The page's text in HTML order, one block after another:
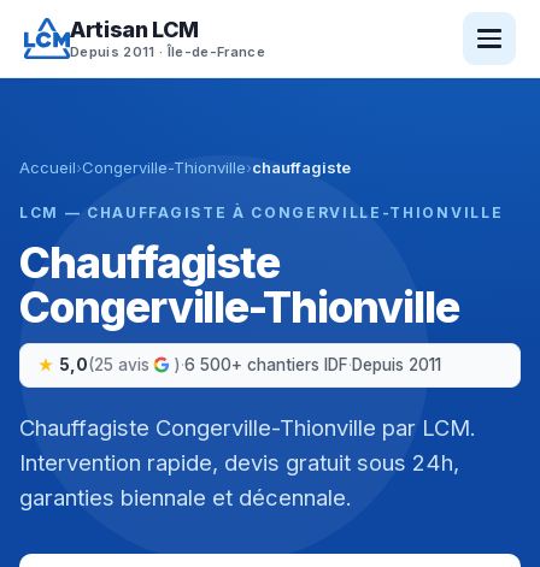
contenu
Artisan LCM
Depuis 2011 · Île-de-France
Accueil›Congerville-Thionville›chauffagiste
LCM — CHAUFFAGISTE À CONGERVILLE-THIONVILLE
Chauffagiste
Congerville-Thionville
5,0(25 avis )·6 500+ chantiers IDF·Depuis 2011
Chauffagiste Congerville-Thionville par LCM.
Intervention rapide, devis gratuit sous 24h,
garanties biennale et décennale.